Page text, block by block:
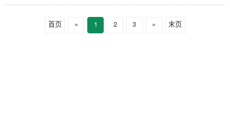
首页 « 1 2 3 » 末页